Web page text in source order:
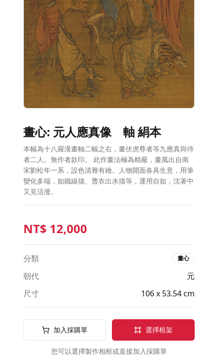
畫心: 元人應真像 軸 絹本
本幅為十八羅漢畫軸二幅之右，畫伏虎尊者等九應真與侍
者二人。無作者款印。 此作畫法極為精嚴，畫風出自南
宋劉松年一系，設色清雅有緻。人物開面各具生意，用筆
變化多端，如鐵線描、曹衣出水描等，運用自如，沈著中
又見活潑。
NT$ 12,000
分類 畫心
朝代
元
尺寸
106 x 53.54 cm
加入採購單 選擇框架
您可以選擇製作相框或直接加入採購單